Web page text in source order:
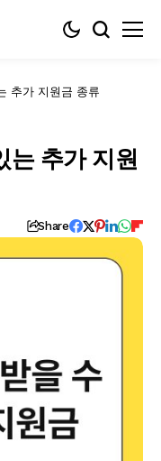
추가 지원금 종류
는 추가 지원
Share